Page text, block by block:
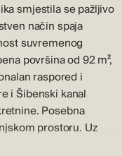
smjestila se pažljivo
način spaja
suvremenog
površina od 92 m²,
raspored i
i Šibenski kanal
Posebna
prostoru. Uz
s prostorom za